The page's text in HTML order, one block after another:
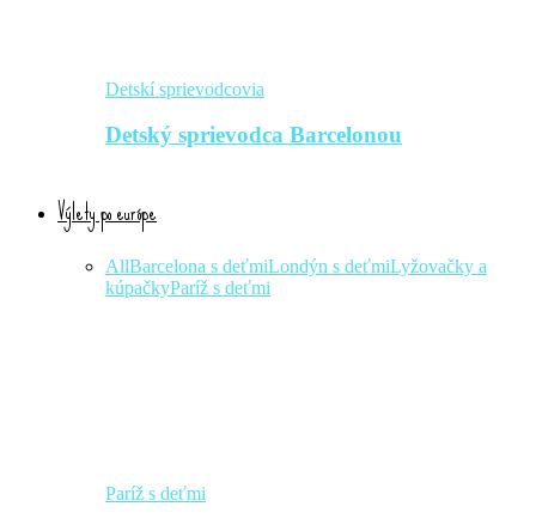
Detskí sprievodcovia
Detský sprievodca Barcelonou
Výlety po európe
AllBarcelona s deťmiLondýn s deťmiLyžovačky a
kúpačkyParíž s deťmi
Paríž s deťmi